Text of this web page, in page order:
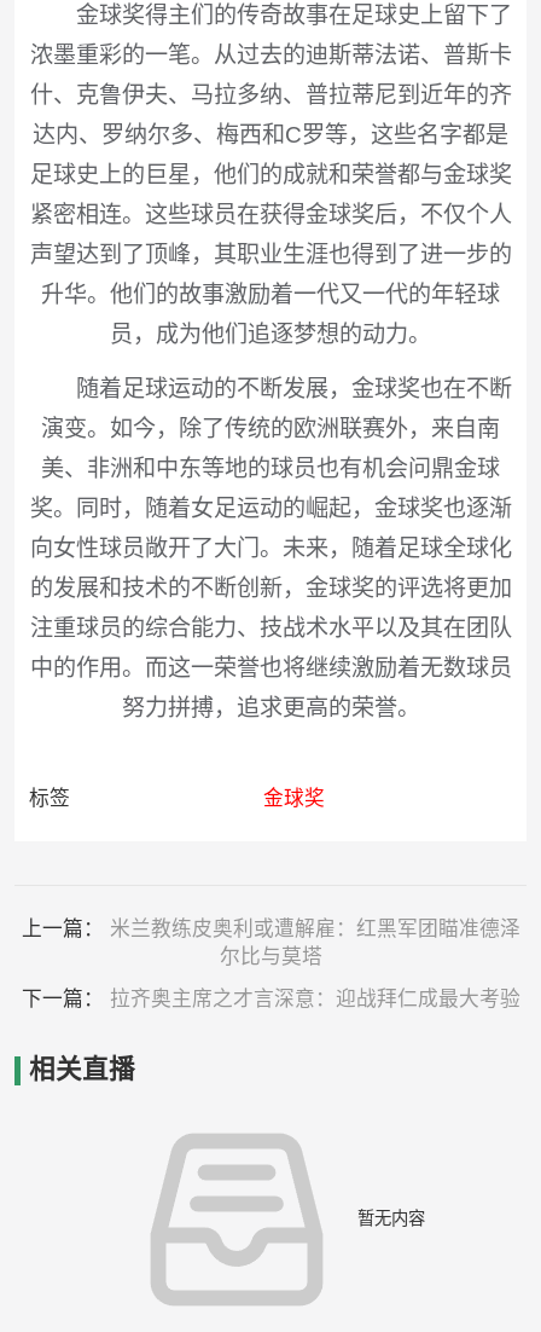
金球奖得主们的传奇故事在足球史上留下了
浓墨重彩的一笔。从过去的迪斯蒂法诺、普斯卡
什、克鲁伊夫、马拉多纳、普拉蒂尼到近年的齐
达内、罗纳尔多、梅西和C罗等，这些名字都是
足球史上的巨星，他们的成就和荣誉都与金球奖
紧密相连。这些球员在获得金球奖后，不仅个人
声望达到了顶峰，其职业生涯也得到了进一步的
升华。他们的故事激励着一代又一代的年轻球
员，成为他们追逐梦想的动力。
随着足球运动的不断发展，金球奖也在不断
演变。如今，除了传统的欧洲联赛外，来自南
美、非洲和中东等地的球员也有机会问鼎金球
奖。同时，随着女足运动的崛起，金球奖也逐渐
向女性球员敞开了大门。未来，随着足球全球化
的发展和技术的不断创新，金球奖的评选将更加
注重球员的综合能力、技战术水平以及其在团队
中的作用。而这一荣誉也将继续激励着无数球员
努力拼搏，追求更高的荣誉。
标签 金球奖
上一篇： 米兰教练皮奥利或遭解雇：红黑军团瞄准德泽
尔比与莫塔
下一篇： 拉齐奥主席之才言深意：迎战拜仁成最大考验
相关直播
暂无内容